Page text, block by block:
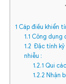
1 Cáp điều khiển
1.1 Công dụng
1.2 Đặc tính kỷ
nhiễu :
1.2.1 Qui
1.2.2 Nhận